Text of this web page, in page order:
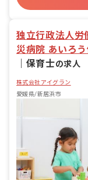
独立行政法人労
災病院 あいろう
保育士の求人
株式会社アイグラン
愛媛県/新居浜市